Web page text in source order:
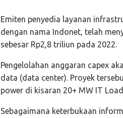
Emiten penyedia layanan
dengan nama Indonet, telah
sebesar Rp2,8 triliun pada 2022.
Pengelolahan anggaran capex
data (data center). Proyek
power di kisaran 20+ MW IT
Sebagaimana keterbukaan